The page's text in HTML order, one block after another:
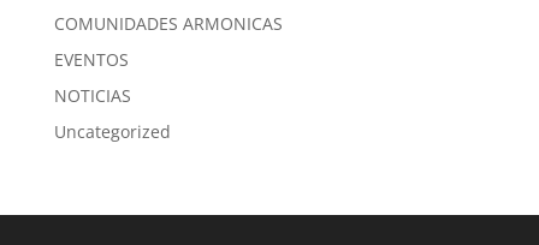
COMUNIDADES ARMONICAS
EVENTOS
NOTICIAS
Uncategorized